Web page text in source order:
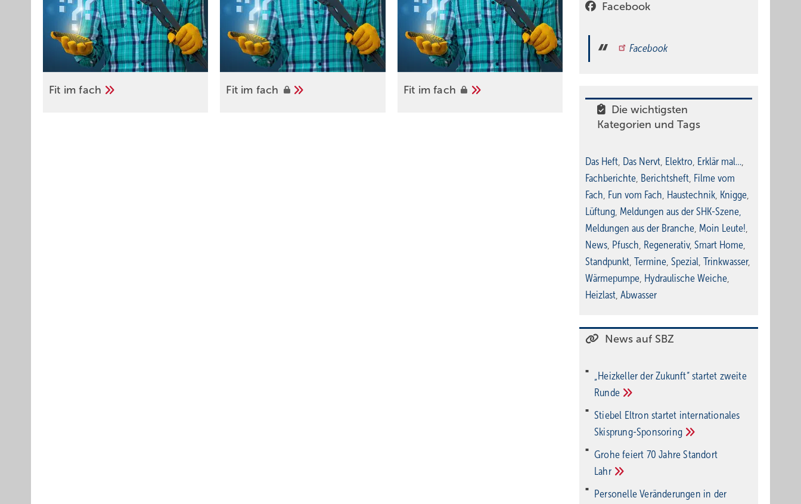
Fit imfach Fit im fach Fit imfach
Facebook
Facebook
Die wichtigsten
Kategorien und Tags
Das Heft, Das Nervt, Elektro, Erklär mal…,
Fachberichte, Berichtsheft, Filme vom
Fach, Fun vom Fach, Haustechnik, Knigge,
Lüftung, Meldungen aus der SHK-Szene,
Meldungen aus der Branche, Moin Leute!,
News, Pfusch, Regenerativ, Smart Home,
Standpunkt, Termine, Spezial, Trinkwasser,
Wärmepumpe, Hydraulische Weiche,
Heizlast, Abwasser
News auf SBZ
„Heizkeller der Zu­kunft“ star­tet zwei­te
Run­de
Stiebel Eltron startet internatio­nales
Ski­sprung-Spon­soring
Grohe feiert 70 Jahre Standort
Lahr
Personelle Veränderungen in der